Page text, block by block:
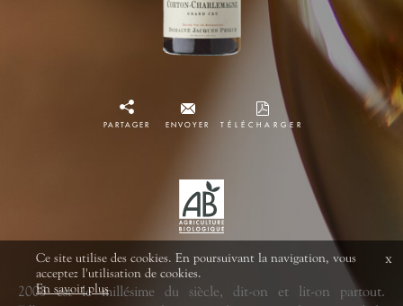
PARTAGER ENVOYER TÉLÉCHARGER
2005 est le millésime du siècle, dit-on et lit-on partout.
Ce site utilise des cookies. En poursuivant la navigation, vous
acceptez l'utilisation de cookies.
En savoir plus
x